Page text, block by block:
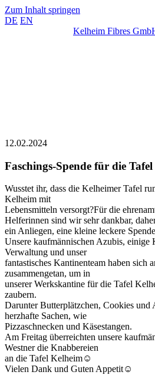
Zum Inhalt springen
DE EN
Kelheim Fibres
12.02.2024
Faschings-Spende für die
Wusstet ihr, dass die Kelheimer Tafel
Kelheim mit
Lebensmitteln versorgt?Für die
Helferinnen sind wir sehr dankbar,
ein Anliegen, eine kleine leckere
Unsere kaufmännischen Azubis, einige
Verwaltung und unser
fantastisches Kantinenteam haben sich
zusammengetan, um in
unserer Werkskantine für die Tafel
zaubern.
Darunter Butterplätzchen, Cookies und
herzhafte Sachen, wie
Pizzaschnecken und Käsestangen.
Am Freitag überreichten unsere
Westner die Knabbereien
an die Tafel Kelheim☺
Vielen Dank und Guten Appetit☺